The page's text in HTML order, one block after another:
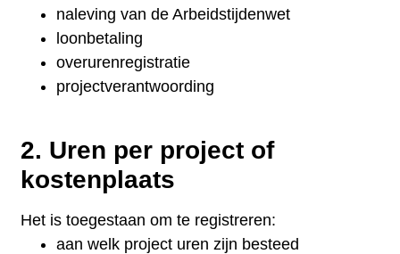
naleving van de Arbeidstijdenwet
loonbetaling
overurenregistratie
projectverantwoording
2. Uren per project of
kostenplaats
Het is toegestaan om te registreren:
aan welk project uren zijn besteed